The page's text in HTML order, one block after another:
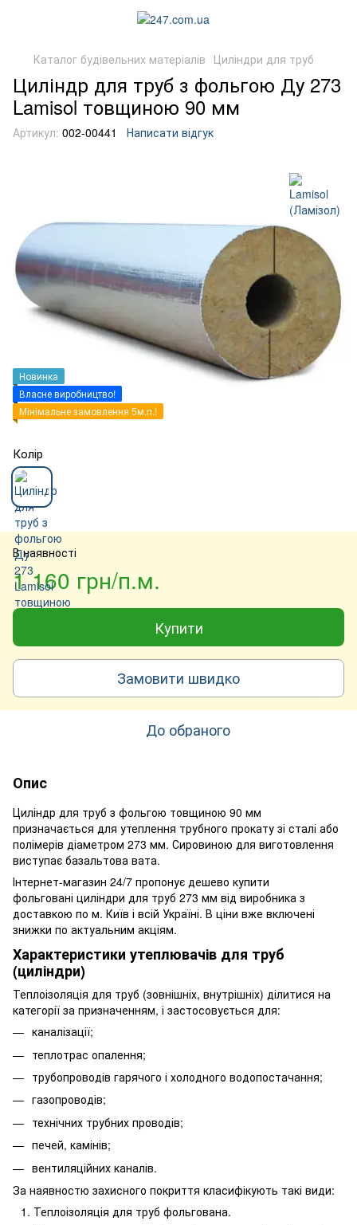
Каталог будівельних матеріалів Циліндри для труб
Циліндр для труб з фольгою Ду 273
Lamisol товщиною 90 мм
Артикул: 002-00441 Написати відгук
Новинка
Власне виробництво!
Мінімальне замовлення 5м.п.!
Колір
В наявності
1 160 грн/п.м.
Купити
Замовити швидко
До обраного
Опис
Циліндр для труб з фольгою товщиною 90 мм
призначається для утеплення трубного прокату зі сталі або
полімерів діаметром 273 мм. Сировиною для виготовлення
виступає базальтова вата.
Інтернет-магазин 24/7 пропонує дешево купити
фольговані циліндри для труб 273 мм від виробника з
доставкою по м. Київ і всій Україні. В ціни вже включені
знижки по актуальним акціям.
Характеристики утеплювачів для труб
(циліндри)
Теплоізоляція для труб (зовнішніх, внутрішніх) ділитися на
категорії за призначенням, і застосовується для:
каналізації;
теплотрас опалення;
трубопроводів гарячого і холодного водопостачання;
газопроводів;
технічних трубних проводів;
печей, камінів;
вентиляційних каналів.
За наявностю захисного покриття класифікують такі види:
Теплоізоляція для труб фольгована.